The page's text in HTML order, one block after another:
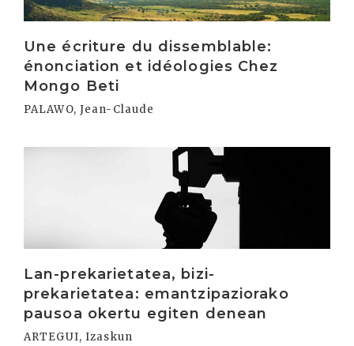
Une écriture du dissemblable:
énonciation et idéologies Chez
Mongo Beti
PALAWO, Jean-Claude
Lan-prekarietatea, bizi-
prekarietatea: emantzipaziorako
pausoa okertu egiten denean
ARTEGUI, Izaskun